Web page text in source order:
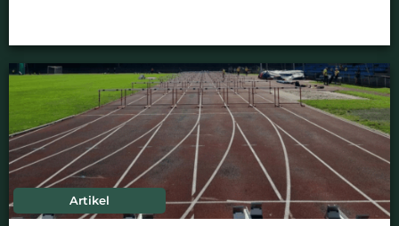
Artikel